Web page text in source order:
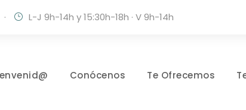
· L-J 9h-14h y 15:30h-18h · V 9h-14h
Conócenos Te Ofrecemos